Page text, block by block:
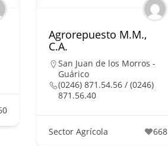
Agrorepuesto M.M.,
C.A.
San Juan de los Morros -
Guárico
(0246) 871.54.56 / (0246)
871.56.40
Sector Agrícola 668